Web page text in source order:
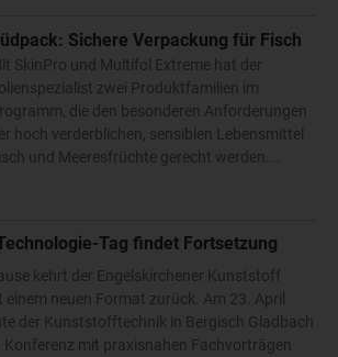
Sichere Verpackung für Fisch
SkinPro und Multifol Extreme hat der
zwei Produktfamilien im
die den besonderen Anforderungen
hoch verderblichen, sensiblen Lebensmittel
und Meeresfrüchte gerecht werden.…
Tag findet Fortsetzung
kehrt der Engelskirchener Kunststoff
einem neuen Format zurück. Am 23. April
der Kunststofftechnik in Bergisch Gladbach
Konferenz mit praxisnahen Fachvorträgen